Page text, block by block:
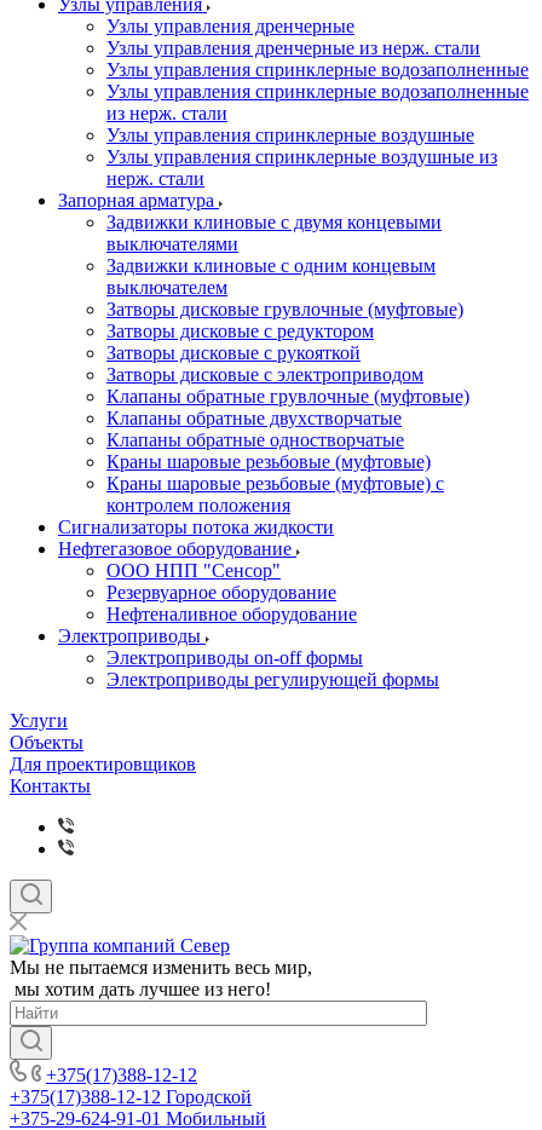
Узлы управления
Узлы управления дренчерные
Узлы управления дренчерные из нерж. стали
Узлы управления спринклерные водозаполненные
Узлы управления спринклерные водозаполненные
из нерж. стали
Узлы управления спринклерные воздушные
Узлы управления спринклерные воздушные из
нерж. стали
Запорная арматура
Задвижки клиновые с двумя концевыми
выключателями
Задвижки клиновые с одним концевым
выключателем
Затворы дисковые грувлочные (муфтовые)
Затворы дисковые с редуктором
Затворы дисковые с рукояткой
Затворы дисковые с электроприводом
Клапаны обратные грувлочные (муфтовые)
Клапаны обратные двухстворчатые
Клапаны обратные одностворчатые
Краны шаровые резьбовые (муфтовые)
Краны шаровые резьбовые (муфтовые) с
контролем положения
Сигнализаторы потока жидкости
Нефтегазовое оборудование
ООО НПП "Сенсор"
Резервуарное оборудование
Нефтеналивное оборудование
Электроприводы
Электроприводы on-off формы
Электроприводы регулирующей формы
Услуги
Объекты
Для проектировщиков
Контакты
Мы не пытаемся изменить весь мир,
мы хотим дать лучшее из него!
+375(17)388-12-12
+375(17)388-12-12 Городской
+375-29-624-91-01 Мобильный